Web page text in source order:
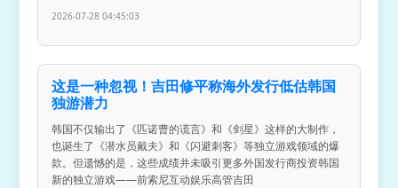
2026-07-28 04:45:03
这是一种忽视！吉田修平称海外发行低估韩国
独游潜力
韩国不仅输出了《匹诺曹的谎言》和《剑星》这样的大制作，
也诞生了《潜水员戴夫》和《闪避刺客》等独立游戏领域的爆
款。但遗憾的是，这些成绩并未吸引更多外国发行商投资韩国
新的独立游戏——前索尼互动娱乐高管吉田